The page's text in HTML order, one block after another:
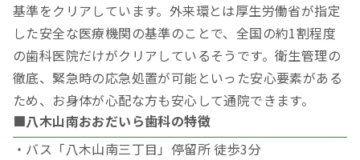
基準をクリアしています。外来環とは厚生労働省が指定
した安全な医療機関の基準のことで、全国の約1割程度
の歯科医院だけがクリアしているそうです。衛生管理の
徹底、緊急時の応急処置が可能といった安心要素がある
ため、お身体が心配な方も安心して通院できます。
■八木山南おおだいら歯科の特徴
・バス「八木山南三丁目」停留所 徒歩3分